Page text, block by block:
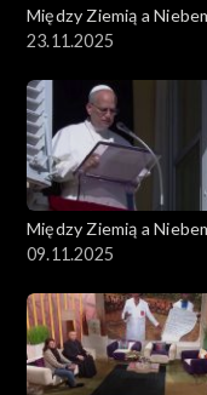
Między Ziemią a
23.11.2025
Między Ziemią a
09.11.2025